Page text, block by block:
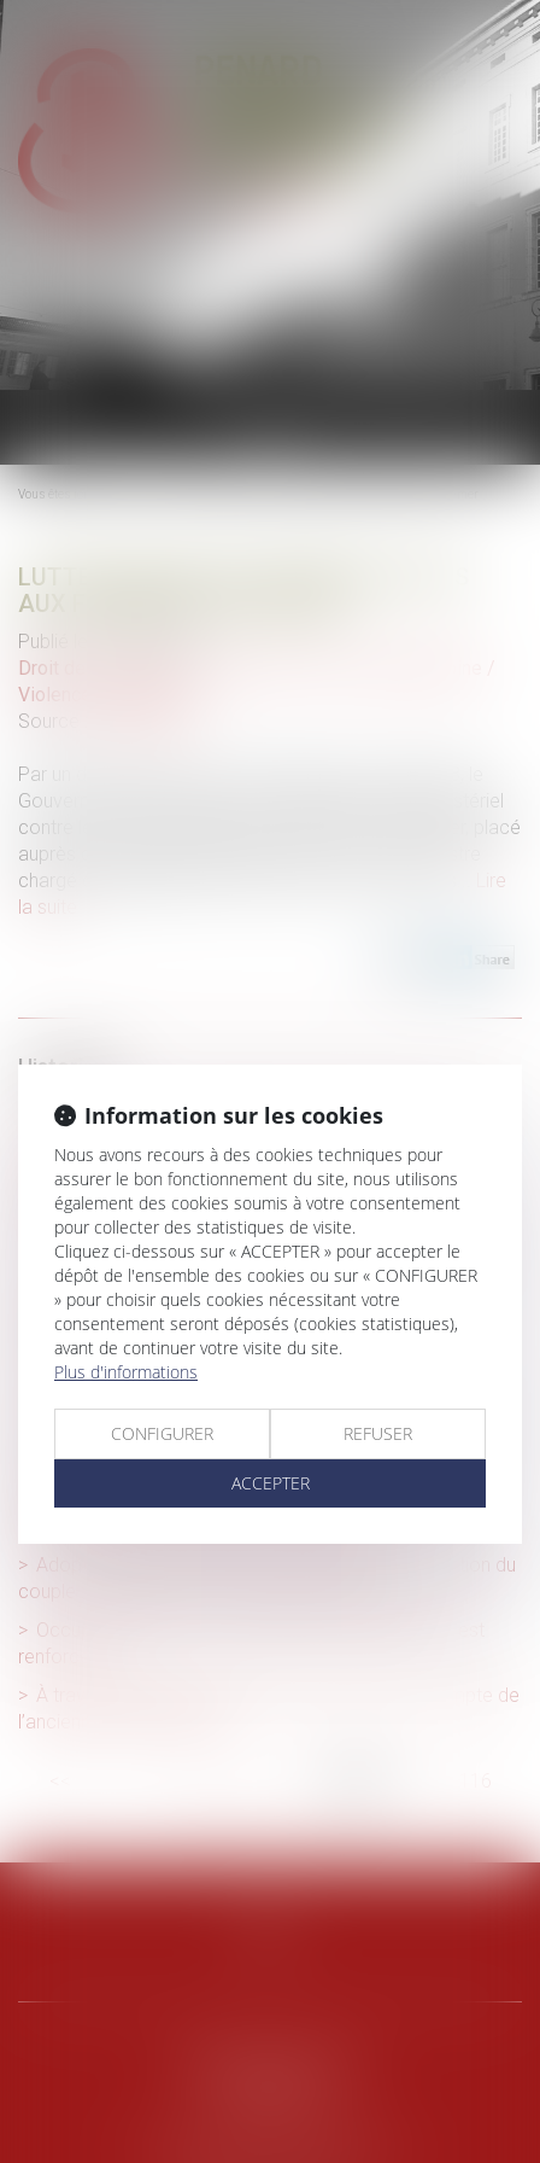
le
menu
Vous êtes ici :
LUTTER CONTRE LES VIOLENCES FAITES
AUX FEMMES EN OUTRE-MER
Publié le :
Droit de la famille, des personnes et de leur patrimoine
Violences familiales
Source :
Par un décret paru au Journal officiel du 16 juin 2023, le
Gouvernement a institué un coordonnateur interministériel
contre les violences faites aux femmes en Outre-mer, placé
auprès du ministre chargé des Outre-mer et du ministre
chargé de l’égalité entre les femmes et les hommes...
Lire
la suite
Historique
Reclassement du salarié inapte et notion de groupe au
sens de l’ordonnance du 22 septembre 2017
Aspects juridiques incontournables lors de la reprise
d'entreprise
Lutter contre les violences faites aux femmes en Outre-
De l’importance du rôle du donateur dans la donation-
partage
Création du Conseil national du commerce
Modalités, durée et estimation de la mission de l’expert
du CSE : entretiens avec les salariés ?
Le coût des ouvrages dont la réalisation conditionne
Adoption plénière de l’enfant du conjoint et séparation du
couple : strict respect des conditions de la loi
Occupation illicite : la protection des propriétaires est
renforcée
À travail égal salaire égal : limite de la prise en compte de
l’ancienneté des salariés
117 ... > >>
Information sur les cookies
Nous avons recours à des cookies techniques pour
assurer le bon fonctionnement du site, nous utilisons
également des cookies soumis à votre consentement
pour collecter des statistiques de visite.
Cliquez ci-dessous sur « ACCEPTER » pour accepter le
dépôt de l'ensemble des cookies ou sur « CONFIGURER
» pour choisir quels cookies nécessitant votre
consentement seront déposés (cookies statistiques),
avant de continuer votre visite du site.
Plus d'informations
CONFIGURER REFUSER
ACCEPTER